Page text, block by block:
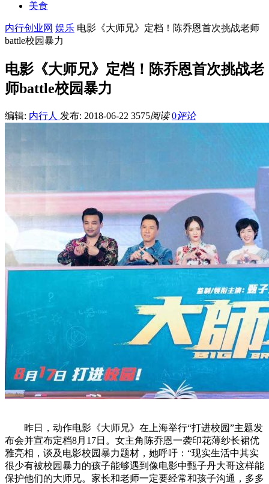
美食
内行创业网 娱乐 电影《大师兄》定档！陈乔恩首次挑战老师
battle校园暴力
电影《大师兄》定档！陈乔恩首次挑战老
师battle校园暴力
编辑: 内行人 发布: 2018-06-22 3575阅读 0评论
昨日，动作电影《大师兄》在上海举行“打进校园”主题发
布会并宣布定档8月17日。女主角陈乔恩一袭印花薄纱长裙优
雅亮相，谈及电影校园暴力题材，她呼吁：“现实生活中其实
很少有被校园暴力的孩子能够遇到像电影中甄子丹大哥这样能
保护他们的大师兄。家长和老师一定要经常和孩子沟通，多多